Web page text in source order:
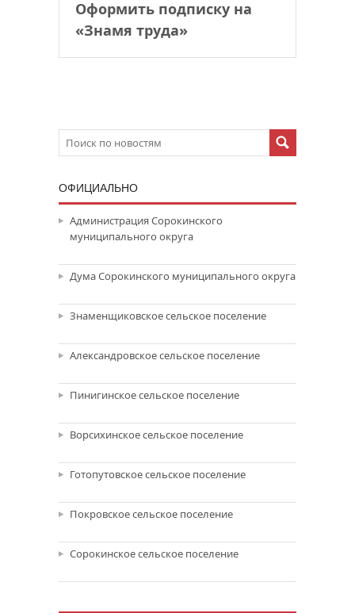
Оформить подписку на
«Знамя труда»
ОФИЦИАЛЬНО
Администрация Сорокинского
муниципального округа
Дума Сорокинского муниципального округа
Знаменщиковское сельское поселение
Александровское сельское поселение
Пинигинское сельское поселение
Ворсихинское сельское поселение
Готопутовское сельское поселение
Покровское сельское поселение
Сорокинское сельское поселение